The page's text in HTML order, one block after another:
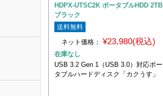
HDPX-UTSC2K ポータブルHDD 2TB
ブラック
送料無料
ネット価格：
¥23,980(税込)
在庫なし
USB 3.2 Gen 1（USB 3.0）対応ポー
タブルハードディスク「カクうす」